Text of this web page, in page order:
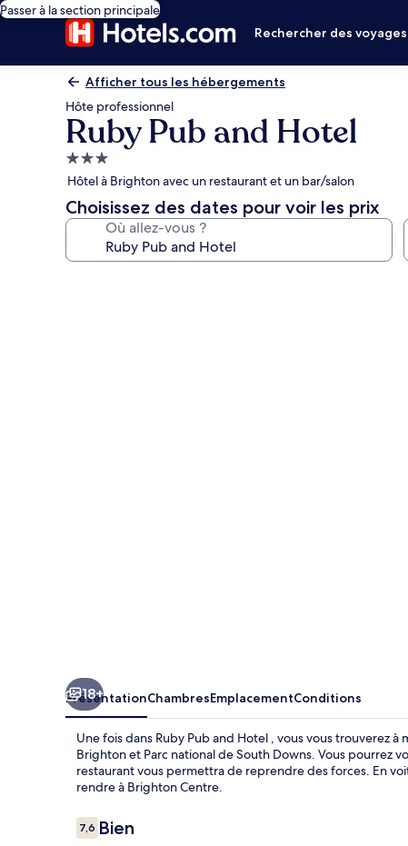
Passer à la section principale
Rechercher des voyages
Afficher tous les hébergements
Hôte professionnel
Ruby Pub and Hotel
Hébergement
3.0 étoiles
Hôtel à Brighton avec un restaurant et un bar/salon
Choisissez des dates pour voir les prix
Où allez-vous ?
18+
PrésentationChambresEmplacementConditions
Une fois dans Ruby Pub and Hotel , vous vous trouverez
Brighton et Parc national de South Downs. Vous pourrez
restaurant vous permettra de reprendre des forces. En
rendre à Brighton Centre.
Avis
7,67,6 sur 10
Bien